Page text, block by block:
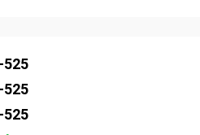
525
525
525